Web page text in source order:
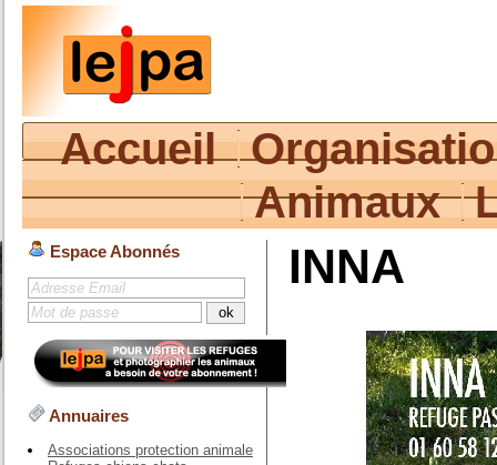
Accueil
Animaux
Espace Abonnés
Annuaires
Associations protection animale
INNA